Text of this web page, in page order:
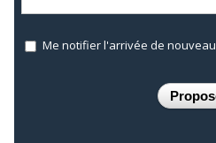
Me notifier l'arrivée de